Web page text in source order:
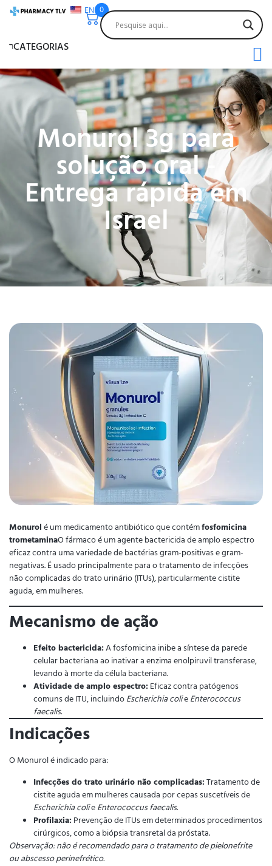
EN 0
CATEGORIAS
Monurol 3g para
solução oral -
Entrega rápida em
Israel
Monurolé um medicamento antibiótico que contémfosfomicina
trometaminaO fármaco é um agente bactericida de amplo espectro
eficaz contra uma variedade de bactérias gram-positivas e gram-
negativas. É usado principalmente para o tratamento de infecções
não complicadas do trato urinário (ITUs), particularmente cistite
aguda, em mulheres.
Mecanismo de ação
Efeito bactericida:A fosfomicina inibe a síntese da parede
celular bacteriana ao inativar a enzima enolpiruvil transferase,
levando à morte da célula bacteriana.
Atividade de amplo espectro:Eficaz contra patógenos
comuns de ITU, incluindoEscherichia colieEnterococcus
faecalis.
Indicações
O Monurol é indicado para:
Infecções do trato urinário não complicadas:Tratamento de
cistite aguda em mulheres causada por cepas suscetíveis de
Escherichia colieEnterococcus faecalis.
Profilaxia:Prevenção de ITUs em determinados procedimentos
cirúrgicos, como a biópsia transretal da próstata.
Observação: não é recomendado para o tratamento de pielonefrite
ou abscesso perinefrético.